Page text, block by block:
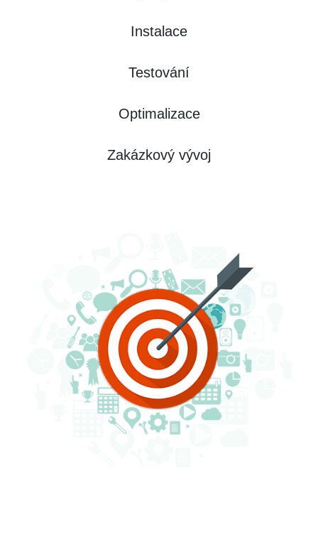
Instalace
Testování
Optimalizace
Zakázkový vývoj